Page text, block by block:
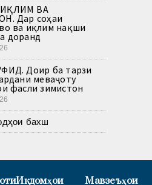
ВА
Дар соҳаи
ва иқлим нақши
доранд
Доир ба тарзи
меваҷоту
фасли зимистон
бахш
Иқдомҳои
Мавзеъҳои